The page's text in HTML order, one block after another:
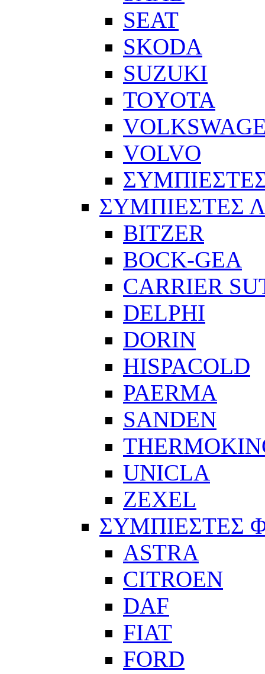
SEAT
SKODA
SUZUKI
TOYOTA
VOLVO
ΣΥΜΠΙΕΣΤΕΣ
BITZER
BOCK-GEA
CARRIER
DELPHI
DORIN
HISPACOLD
PAERMA
SANDEN
UNICLA
ZEXEL
ΣΥΜΠΙΕΣΤΕΣ
ASTRA
CITROEN
DAF
FIAT
FORD